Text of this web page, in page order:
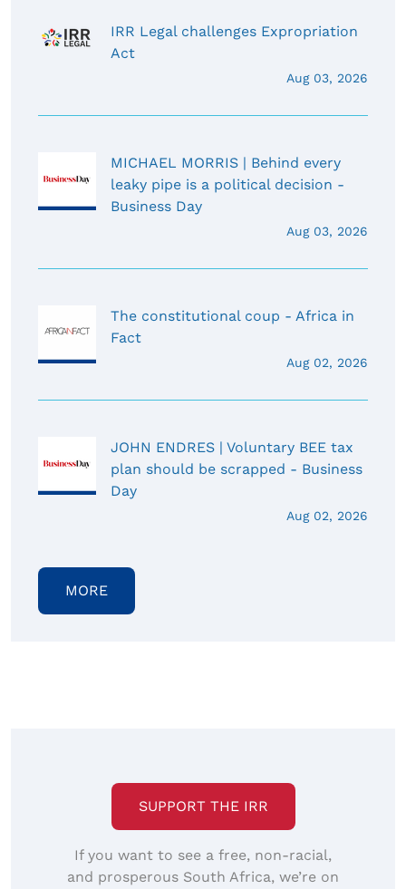
IRR Legal challenges Expropriation
Act
Aug 03, 2026
MICHAEL MORRIS | Behind every
leaky pipe is a political decision -
Business Day
Aug 03, 2026
The constitutional coup - Africa in
Fact
Aug 02, 2026
JOHN ENDRES | Voluntary BEE tax
plan should be scrapped - Business
Day
Aug 02, 2026
MORE
SUPPORT THE IRR
If you want to see a free, non-racial,
and prosperous South Africa, we’re on